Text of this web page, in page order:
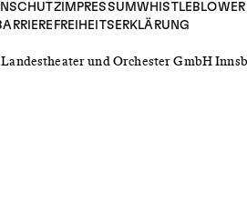
IMPRESSUMWHISTLEBLOWER
und Orchester GmbH